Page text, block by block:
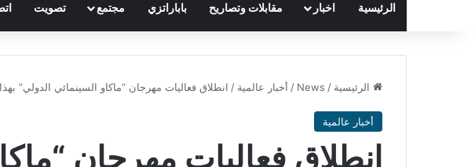
الرئيسية اخبار مقابلات وتصاريح باباراتزي مجتمع تصويت
الرئيسية /
News
/ أخبار عالمية / انطلاق فعاليات مهرجان “ماكاو السينمائي الدولي” بهذا
أخبار عالمية
انطلاق فعاليات مهرجان